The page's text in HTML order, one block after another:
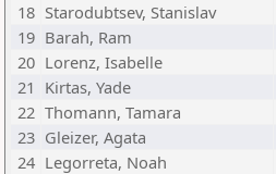
18 Starodubtsev, Stanislav
19 Barah, Ram
20 Lorenz, Isabelle
21 Kirtas, Yade
22 Thomann, Tamara
23 Gleizer, Agata
24 Legorreta, Noah